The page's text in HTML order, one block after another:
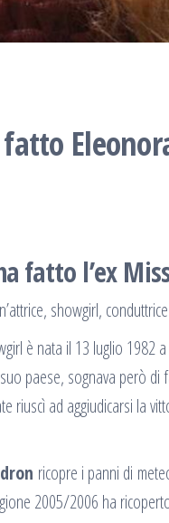
fatto l’ex
showgirl,
è nata il 13 luglio 1982
paese, sognava però
riuscì ad aggiudicarsi la
ricopre i panni di
2005/2006 ha